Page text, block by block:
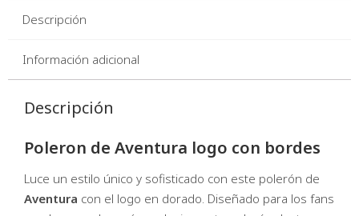
Descripción
Información adicional
Descripción
Poleron de Aventura logo con bordes
Luce un estilo único y sofisticado con este polerón de
Aventura con el logo en dorado. Diseñado para los fans